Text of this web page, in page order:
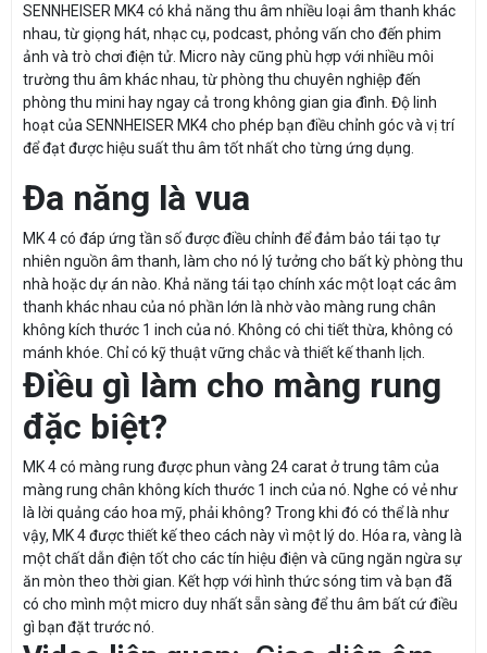
SENNHEISER MK4 có khả năng thu âm nhiều loại âm thanh khác
nhau, từ giọng hát, nhạc cụ, podcast, phỏng vấn cho đến phim
ảnh và trò chơi điện tử. Micro này cũng phù hợp với nhiều môi
trường thu âm khác nhau, từ phòng thu chuyên nghiệp đến
phòng thu mini hay ngay cả trong không gian gia đình. Độ linh
hoạt của SENNHEISER MK4 cho phép bạn điều chỉnh góc và vị trí
để đạt được hiệu suất thu âm tốt nhất cho từng ứng dụng.
Đa năng là vua
MK 4 có đáp ứng tần số được điều chỉnh để đảm bảo tái tạo tự
nhiên nguồn âm thanh, làm cho nó lý tưởng cho bất kỳ phòng thu
nhà hoặc dự án nào. Khả năng tái tạo chính xác một loạt các âm
thanh khác nhau của nó phần lớn là nhờ vào màng rung chân
không kích thước 1 inch của nó. Không có chi tiết thừa, không có
mánh khóe. Chỉ có kỹ thuật vững chắc và thiết kế thanh lịch.
Điều gì làm cho màng rung
đặc biệt?
MK 4 có màng rung được phun vàng 24 carat ở trung tâm của
màng rung chân không kích thước 1 inch của nó. Nghe có vẻ như
là lời quảng cáo hoa mỹ, phải không? Trong khi đó có thể là như
vậy, MK 4 được thiết kế theo cách này vì một lý do. Hóa ra, vàng là
một chất dẫn điện tốt cho các tín hiệu điện và cũng ngăn ngừa sự
ăn mòn theo thời gian. Kết hợp với hình thức sóng tim và bạn đã
có cho mình một micro duy nhất sẵn sàng để thu âm bất cứ điều
gì bạn đặt trước nó.